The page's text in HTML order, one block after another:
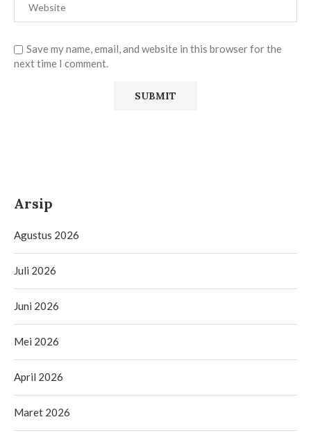
Save my name, email, and website in this browser for the
next time I comment.
Arsip
Agustus 2026
Juli 2026
Juni 2026
Mei 2026
April 2026
Maret 2026